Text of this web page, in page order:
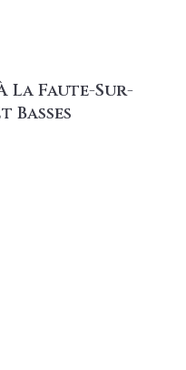
La Faute-Sur-
Basses